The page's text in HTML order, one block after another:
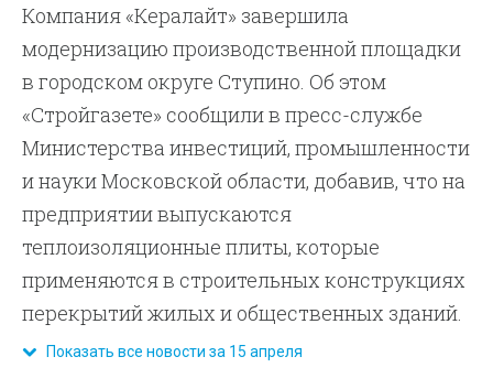
Компания «Кералайт» завершила
модернизацию производственной площадки
в городском округе Ступино. Об этом
«Стройгазете» сообщили в пресс-службе
Министерства инвестиций, промышленности
и науки Московской области, добавив, что на
предприятии выпускаются
теплоизоляционные плиты, которые
применяются в строительных конструкциях
перекрытий жилых и общественных зданий.
Показать все новости за 15 апреля